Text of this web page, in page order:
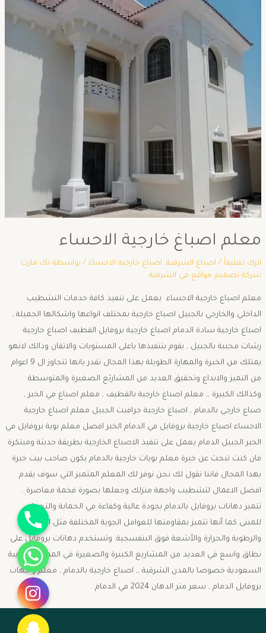
معلم اصباغ خارجية الاحساء
اترك تعليقاً / اصباغ الشرقية, اصباغ خارجية الاحساء/ بواسطة تك مارت
شركة تصميم مواقع في الشرقية
معلم اصباغ خارجية الاحساء يعمل على تنفيذ كافة خدمات التشطيب
الداخلي والخارجي بالجبيل اصباغ خارجية بمختلف انواعها واشكالها الجميلة ,
اصباغ خارجية سادة الدمام اصباغ خارجية بروفايل القطيف اصباغ خارجية
رشات محببة بالجبيل , يقوم بتنفيذها باعلى المستويات والاتقان وذالك لانهو
يمتلك من الخبرة والمهارة الطويلة بهذا المجال تقدر بانها تتجاوز ال 9 اعوام
من التميز والابداع وتحقيق العديد من المشارئع الصغيرة والمتوسطة
وكذالك الكبيرة ,, معلم اصباغ خارجية بالقطيف , معلم اصباغ في الخبر ,
صباغ خارجي بالدمام , اصباغ خارجية جرافيت الجبيل معلم اصباغ خارجية
الاحساء اصباغ خارجية بروفايل في الدمام الخبر افضل معلم بوية بروفايل في
الخبر الجبيل الدمام يعمل على تنفيذ الاصباغ الخارجية بطريقة حديثة ومبتكرة
فان كنت تبحث عن خبرة معلم بويات خارجية بالدمام يكون صاحب بيت خبرة
بهذا المجال فاننا نقول لك نحن نوفر لك المعلم المتميز التي سوف يقدم
افضل الاعمال لتشطيب واجهة منزلك وجعلها بصورة فخمة معاصرة .
تتميز دهانات بروفايل بالدمام بجودة عالية وكفاءة في الحماية والتحمل
للمبنى كما أنها تتميز بمقاومتها للعوامل الجوية المختلفة مثل الأمطار
والرطوبة والحرارة والأشعة فوق البنفسجية. وتستخدم دهانات بروفايل على
نطاق واسع في العديد من المشاريع الكبيرة والصغيرة في المملكة العربية
السعودية خصوصا بالمدن الشرقية ,, اصباغ خارجية بالدمام , معلم واجهات
بروفايل الدمام , سعر متر الدهان 2024 في الدمام .
جوال
واتساب
انستقرام
سناب شات